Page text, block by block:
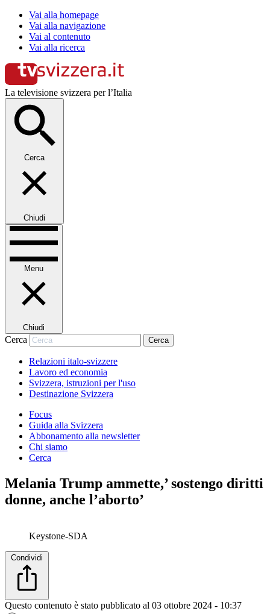
Vai alla homepage
Vai alla navigazione
Vai al contenuto
Vai alla ricerca
La televisione svizzera per l’Italia
Cerca
Chiudi
Menu
Chiudi
Cerca Cerca
Relazioni italo-svizzere
Lavoro ed economia
Svizzera, istruzioni per l'uso
Destinazione Svizzera
Focus
Guida alla Svizzera
Abbonamento alla newsletter
Chi siamo
Cerca
Melania Trump ammette,’ sostengo diritti
donne, anche l’aborto’
Keystone-SDA
Condividi
Questo contenuto è stato pubblicato al 03 ottobre 2024 - 10:37